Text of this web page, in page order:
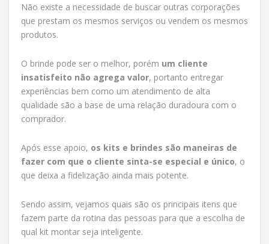
Não existe a necessidade de buscar outras corporações
que prestam os mesmos serviços ou vendem os mesmos
produtos.
O brinde pode ser o melhor, porém um cliente
insatisfeito não agrega valor, portanto entregar
experiências bem como um atendimento de alta
qualidade são a base de uma relação duradoura com o
comprador.
Após esse apoio, os kits e brindes são maneiras de
fazer com que o cliente sinta-se especial e único, o
que deixa a fidelização ainda mais potente.
Sendo assim, vejamos quais são os principais itens que
fazem parte da rotina das pessoas para que a escolha de
qual kit montar seja inteligente.